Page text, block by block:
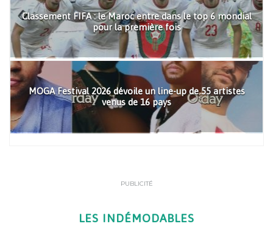
Classement FIFA : le Maroc entre dans le top 6 mondial
pour la première fois
MOGA Festival 2026 dévoile un line-up de 55 artistes
venus de 16 pays
PUBLICITÉ
LES INDÉMODABLES